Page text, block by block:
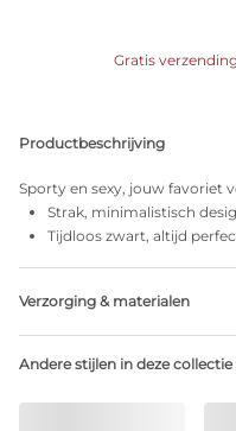
Gratis verzending
Productbeschrijving
Sporty en sexy, jouw favoriet
Strak, minimalistisch
Tijdloos zwart, altijd
Verzorging & materialen
Geen professionele
Niet trommeldrogen
Andere stijlen in deze collectie